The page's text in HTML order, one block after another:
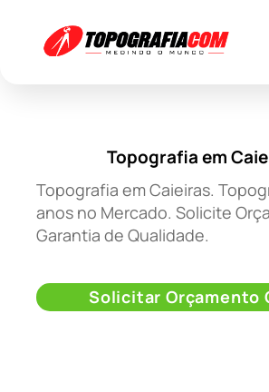
Topografia em
Topografia em Caieiras.
anos no Mercado. Solicite
Garantia de Qualidade.
Solicitar Orçamento